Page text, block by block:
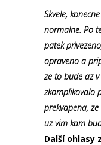
Skvele,
normalne. Po
patek
opraveno a
ze to bude az
zkomplikovalo
prekvapena,
uz vim kam
Další ohlasy